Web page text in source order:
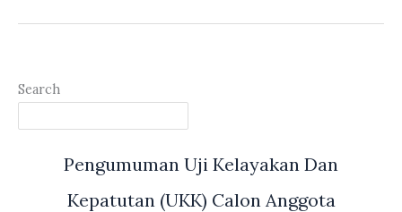
Hardianto
Menghadiri
Kegiatan
Konversi
Search
Pengumuman Uji Kelayakan Dan
Kepatutan (UKK) Calon Anggota